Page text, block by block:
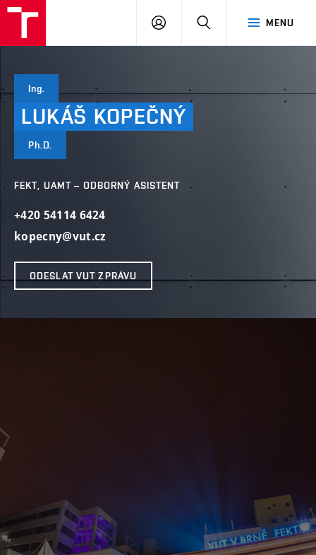
MENU
PŘIHLÁSIT
Ing.
LUKÁŠ KOPEČNÝ
Ph.D.
FEKT, UAMT – ODBORNÝ ASISTENT
+420 54114 6424
kopecny@vut.cz
ODESLAT VUT ZPRÁVU